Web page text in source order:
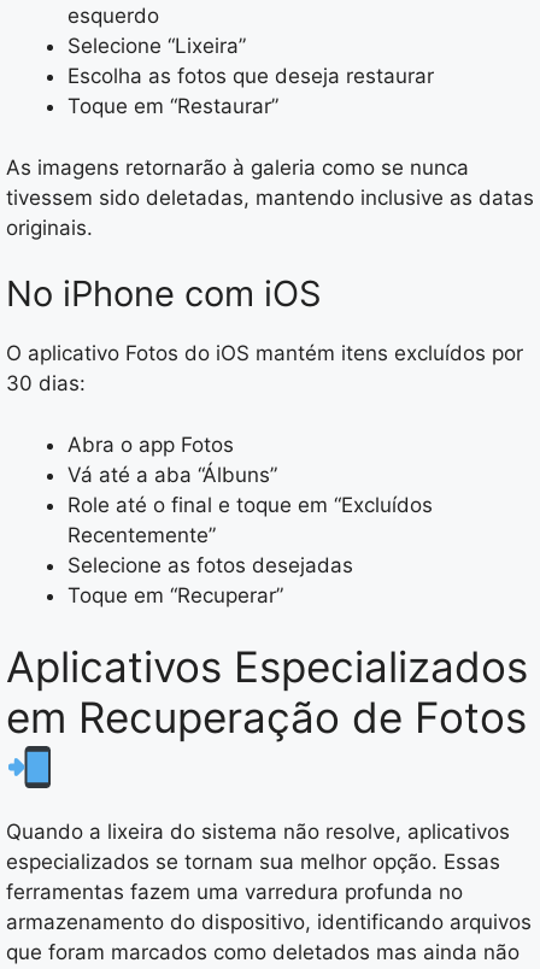
esquerdo
Selecione “Lixeira”
Escolha as fotos que deseja restaurar
Toque em “Restaurar”
As imagens retornarão à galeria como se nunca
tivessem sido deletadas, mantendo inclusive as datas
originais.
No iPhone com iOS
O aplicativo Fotos do iOS mantém itens excluídos por
30 dias:
Abra o app Fotos
Vá até a aba “Álbuns”
Role até o final e toque em “Excluídos
Recentemente”
Selecione as fotos desejadas
Toque em “Recuperar”
Aplicativos Especializados
em Recuperação de Fotos
Quando a lixeira do sistema não resolve, aplicativos
especializados se tornam sua melhor opção. Essas
ferramentas fazem uma varredura profunda no
armazenamento do dispositivo, identificando arquivos
que foram marcados como deletados mas ainda não